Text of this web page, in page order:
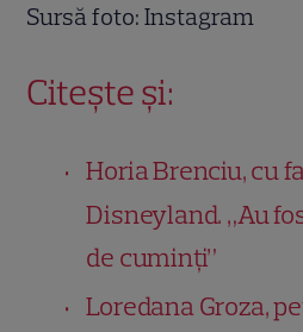
Sursă foto: Instagram
Citește și:
Horia Brenciu, cu
Disneyland. „Au
de cuminți”
Loredana Groza,